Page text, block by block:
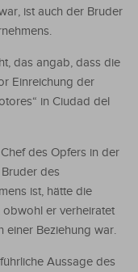
ist auch der Bruder
das angab, dass die
Einreichung der
in Ciudad del
des Opfers in der
des
ist, hätte die
er verheiratet
einer Beziehung war.
Aussage des